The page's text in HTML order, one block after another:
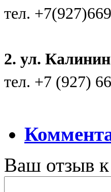
тел.
2. ул.
тел. +7 (927)
Ваш отзыв